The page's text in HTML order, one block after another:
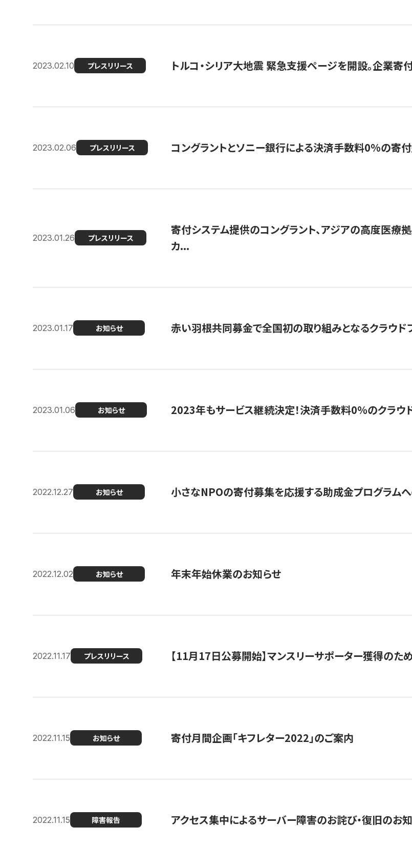
2023.02.10 プレスリリース トルコ・シリア大地震 緊急支援ページを開設。企業
2023.02.06 プレスリリース コングラントとソニー銀行による決済手数料0%の寄
2023.01.26 プレスリリース
寄付システム提供のコングラント、アジアの高度医療
カ...
2023.01.17 お知らせ 赤い羽根共同募金で全国初の取り組みとなるクラウド
2023.01.06 お知らせ 2023年もサービス継続決定！決済手数料0％のクラウ
2022.12.27 お知らせ 小さなNPOの寄付募集を応援する助成金プログラム
2022.12.02 お知らせ 年末年始休業のお知らせ
2022.11.17 プレスリリース 【11月17日公募開始】マンスリーサポーター獲得のた
2022.11.15 お知らせ 寄付月間企画「キフレター2022」のご案内
2022.11.15 障害報告 アクセス集中によるサーバー障害のお詫び・復旧のお